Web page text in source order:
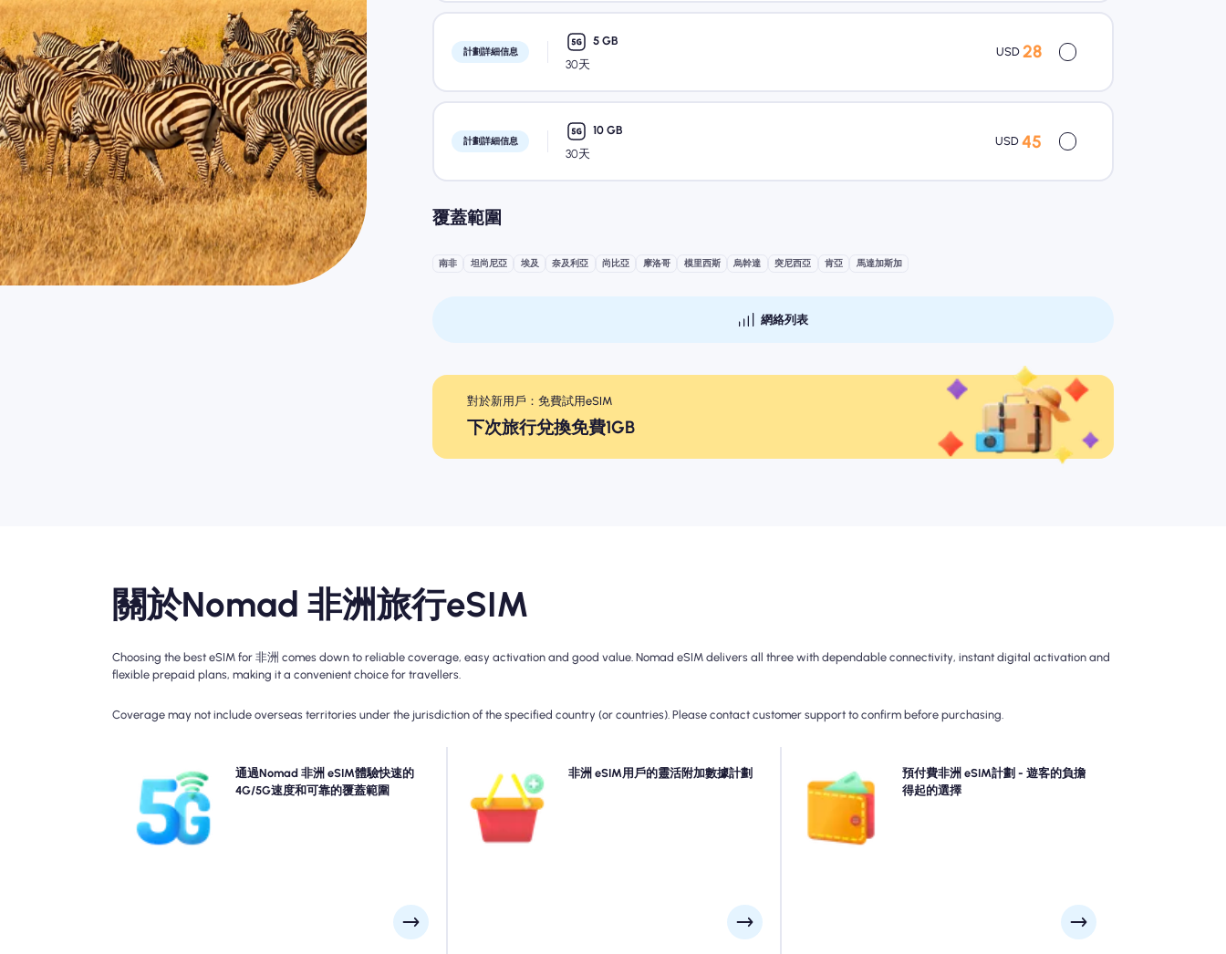
計劃詳細信息
5 GB
30天
USD 28
計劃詳細信息
10 GB
30天
USD 45
覆蓋範圍
南非 坦尚尼亞 埃及 奈及利亞 尚比亞 摩洛哥 模里西斯 烏幹達 突尼西亞 肯亞 馬達加斯加
網絡列表
對於新用戶：免費試用eSIM
下次旅行兌換免費1GB
關於Nomad 非洲旅行eSIM
Choosing the best eSIM for 非洲 comes down to reliable coverage, easy activation and good value. Nomad eSIM delivers all three with dependable connectivity, instant digital activation and
flexible prepaid plans, making it a convenient choice for travellers.
Coverage may not include overseas territories under the jurisdiction of the specified country (or countries). Please contact customer support to confirm before purchasing.
通過Nomad 非洲 eSIM體驗快速的
4G/5G速度和可靠的覆蓋範圍
經驗與Nomad的非洲旅行eSIM的連接性燃燒 - 快速。請
檢查您的計劃詳細信息，以了解特定的網絡可用性和速
度，因為覆蓋範圍可能因一天中的位置和時間而異。
非洲 eSIM用戶的靈活附加數據計劃
需要更多數據還是擴展您的計劃？只需在您的非洲 eSIM
上購買一個附加組件即可繼續享受無縫的5G/4G連接。當
您的初始計劃到期時，您的附加組件會自動啟動您連接的
預付費非洲 eSIM計劃 - 遊客的負擔
得起的選擇
選擇我們的預付費非洲 eSIM計劃，以無憂的4G/5G連
接。預先付款，以避免旅行後的計費驚喜，並保持對數據